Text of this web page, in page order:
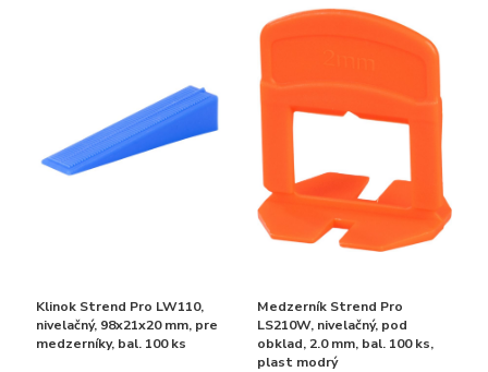
Klinok Strend Pro LW110,
nivelačný, 98x21x20 mm, pre
medzerníky, bal. 100 ks
Medzerník Strend Pro
LS210W, nivelačný, pod
obklad, 2.0 mm, bal. 100 ks,
plast modrý